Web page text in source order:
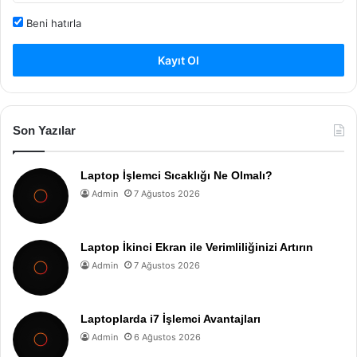
Beni hatırla
Kayıt Ol
Son Yazılar
Laptop İşlemci Sıcaklığı Ne Olmalı?
Admin 7 Ağustos 2026
Laptop İkinci Ekran ile Verimliliğinizi Artırın
Admin 7 Ağustos 2026
Laptoplarda i7 İşlemci Avantajları
Admin 6 Ağustos 2026